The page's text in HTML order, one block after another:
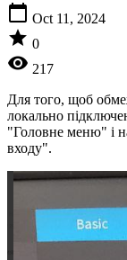
calendar_today Oct 11, 2024
star 0
visibility 217
Для того, щоб
локально
"Головне меню" і
входу".